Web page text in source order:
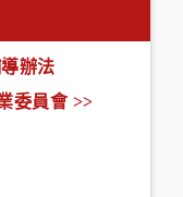
辦法
委員會 >>